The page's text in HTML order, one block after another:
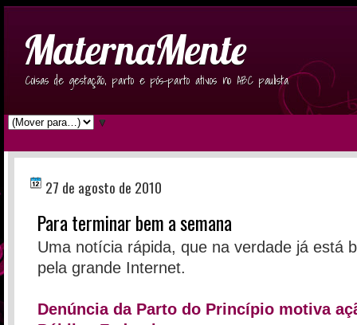
MaternaMente
Coisas de gestação, parto e pós-parto ativos no ABC paulista
▼
27 de agosto de 2010
Para terminar bem a semana
Uma notícia rápida, que na verdade já está
pela grande Internet.
Denúncia da Parto do Princípio motiva